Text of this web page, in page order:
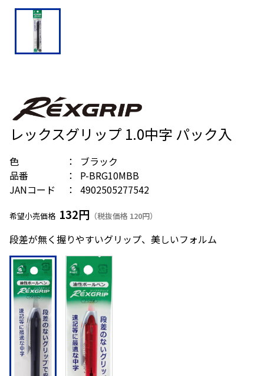
レックスグリップ 1.0中字 パック入
色
ブラック
品番
P-BRG10MBB
JANコード
4902505277542
希望小売価格 132円 （税抜価格 120円）
段差が無く握りやすいグリップ、美しいフォルム